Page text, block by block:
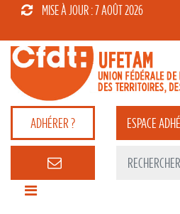
MISE À JOUR : 7 AOÛT 2026
ADHÉRER ? ESPACE